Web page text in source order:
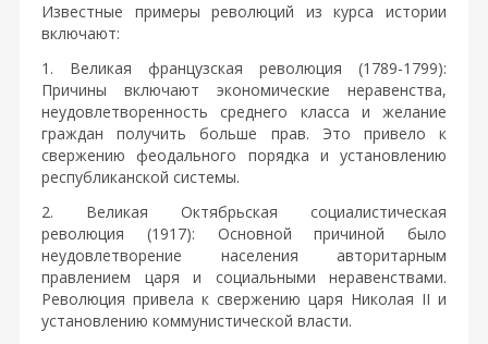
Известные примеры революций из курса истории
включают:
1. Великая французская революция (1789-1799):
Причины включают экономические неравенства,
неудовлетворенность среднего класса и желание
граждан получить больше прав. Это привело к
свержению феодального порядка и установлению
республиканской системы.
2. Великая Октябрьская социалистическая
революция (1917): Основной причиной было
неудовлетворение населения авторитарным
правлением царя и социальными неравенствами.
Революция привела к свержению царя Николая II и
установлению коммунистической власти.